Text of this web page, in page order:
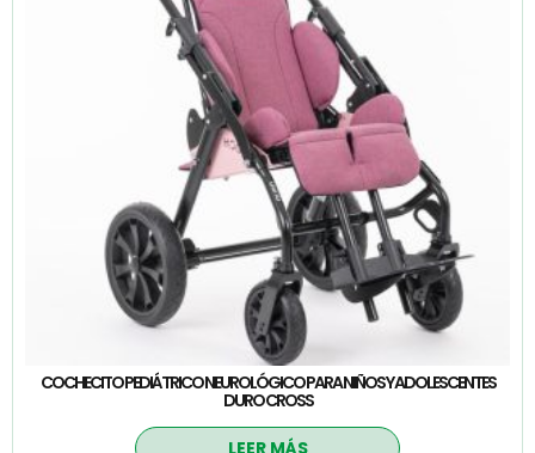
COCHECITO PEDIÁTRICO NEUROLÓGICO PARA NIÑOS Y ADOLESCENTES
DURO CROSS